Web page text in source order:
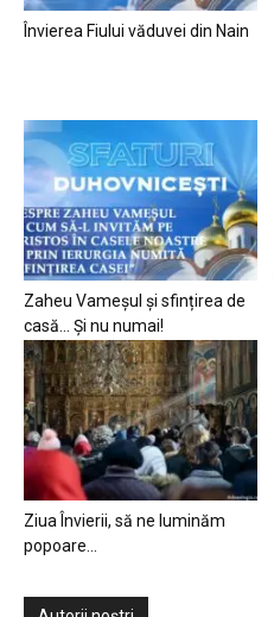
Învierea Fiului văduvei din Nain
Zaheu Vameșul și sfințirea de
casă… Și nu numai!
Ziua Învierii, să ne luminăm
popoare…